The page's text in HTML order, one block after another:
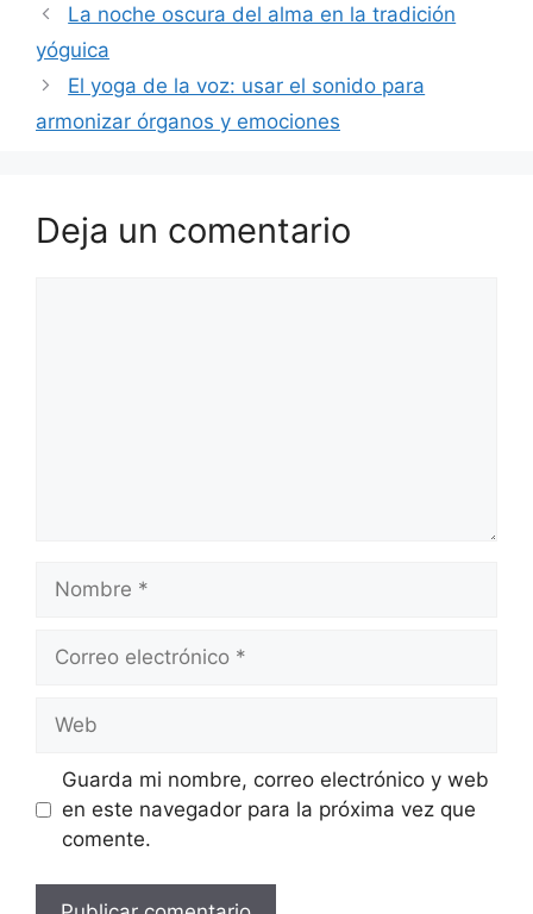
La noche oscura del alma en la tradición
yóguica
El yoga de la voz: usar el sonido para
armonizar órganos y emociones
Deja un comentario
electrónico
Guarda mi nombre, correo electrónico y web
en este navegador para la próxima vez que
comente.